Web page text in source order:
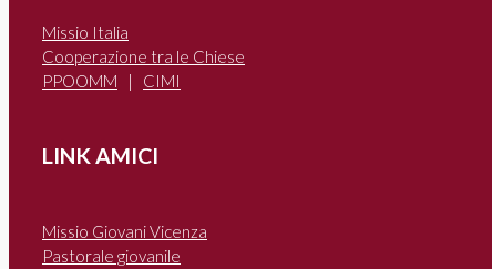
Missio Italia
Cooperazione tra le Chiese
PPOOMM | CIMI
LINK AMICI
Missio Giovani Vicenza
Pastorale giovanile